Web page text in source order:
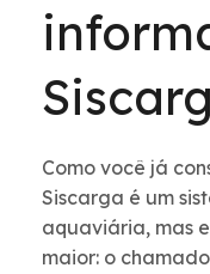
Como você já
Siscarga é um
aquaviária, mas
maior: o